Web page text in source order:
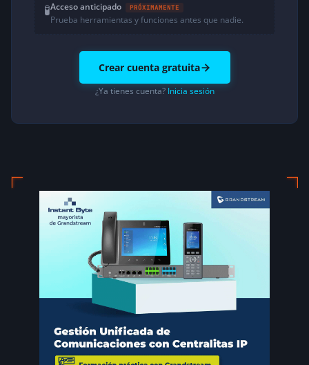
🧪Acceso anticipado PRÓXIMAMENTE
Prueba herramientas y funciones antes que nadie.
Crear cuenta gratuita
¿Ya tienes cuenta? Inicia sesión